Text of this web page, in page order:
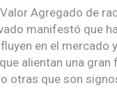
Agregado de
manifestó que
en el mercado
alientan una gran
otras que son